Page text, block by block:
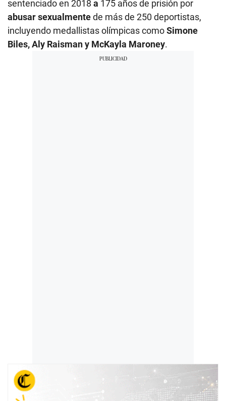
sentenciado en 2018 a 175 años de prisión por
abusar sexualmentede más de 250 deportistas,
incluyendo medallistas olímpicas comoSimone
Biles, Aly Raisman y McKayla Maroney.